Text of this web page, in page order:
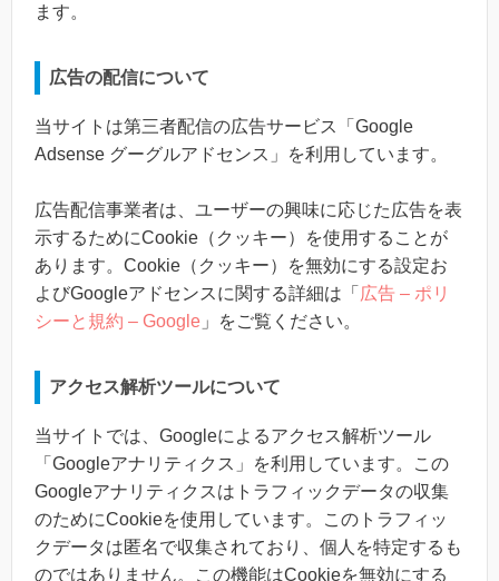
ます。
広告の配信について
当サイトは第三者配信の広告サービス「Google
Adsense グーグルアドセンス」を利用しています。
広告配信事業者は、ユーザーの興味に応じた広告を表
示するためにCookie（クッキー）を使用することが
あります。Cookie（クッキー）を無効にする設定お
よびGoogleアドセンスに関する詳細は「 広告 – ポリ
シーと規約 – Google 」をご覧ください。
アクセス解析ツールについて
当サイトでは、Googleによるアクセス解析ツール
「Googleアナリティクス」を利用しています。この
Googleアナリティクスはトラフィックデータの収集
のためにCookieを使用しています。このトラフィッ
クデータは匿名で収集されており、個人を特定するも
のではありません。この機能はCookieを無効にする